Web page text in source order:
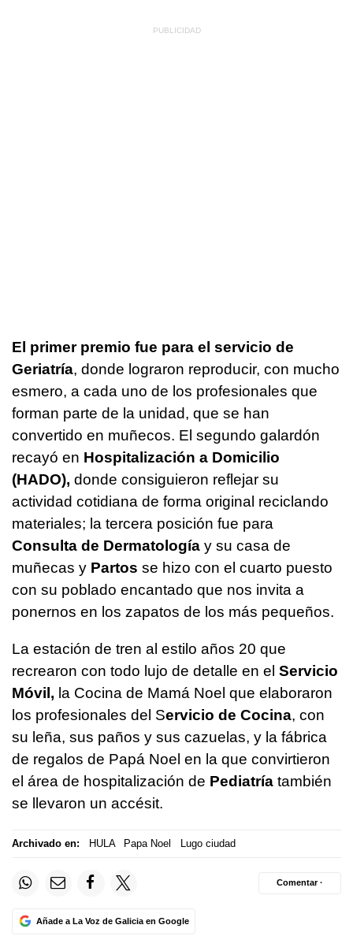
El primer premio fue para el servicio de
Geriatría, donde lograron reproducir, con mucho
esmero, a cada uno de los profesionales que
forman parte de la unidad, que se han
convertido en muñecos. El segundo galardón
recayó en Hospitalización a Domicilio
(HADO), donde consiguieron reflejar su
actividad cotidiana de forma original reciclando
materiales; la tercera posición fue para
Consulta de Dermatología y su casa de
muñecas y Partos se hizo con el cuarto puesto
con su poblado encantado que nos invita a
ponernos en los zapatos de los más pequeños.
La estación de tren al estilo años 20 que
recrearon con todo lujo de detalle en el Servicio
Móvil, la Cocina de Mamá Noel que elaboraron
los profesionales del Servicio de Cocina, con
su leña, sus paños y sus cazuelas, y la fábrica
de regalos de Papá Noel en la que convirtieron
el área de hospitalización de Pediatría también
se llevaron un accésit.
Archivado en: HULA Papa Noel Lugo ciudad
Añade a La Voz de Galicia en Google
Comentar ·